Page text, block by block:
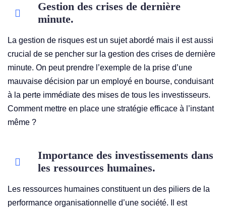
Gestion des crises de dernière
minute.
La gestion de risques est un sujet abordé mais il est aussi
crucial de se pencher sur la gestion des crises de dernière
minute. On peut prendre l’exemple de la prise d’une
mauvaise décision par un employé en bourse, conduisant
à la perte immédiate des mises de tous les investisseurs.
Comment mettre en place une stratégie efficace à l’instant
même ?
Importance des investissements dans
les ressources humaines.
Les ressources humaines constituent un des piliers de la
performance organisationnelle d’une société. Il est